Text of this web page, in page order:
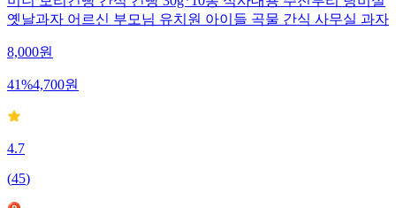
미니 보리건빵 간식 건빵 30g*10봉 식사대용 주전부리 탕비실
옛날과자 어르신 부모님 유치원 아이들 곡물 간식 사무실 과자
8,000원
41%4,700원
4.7
(45)